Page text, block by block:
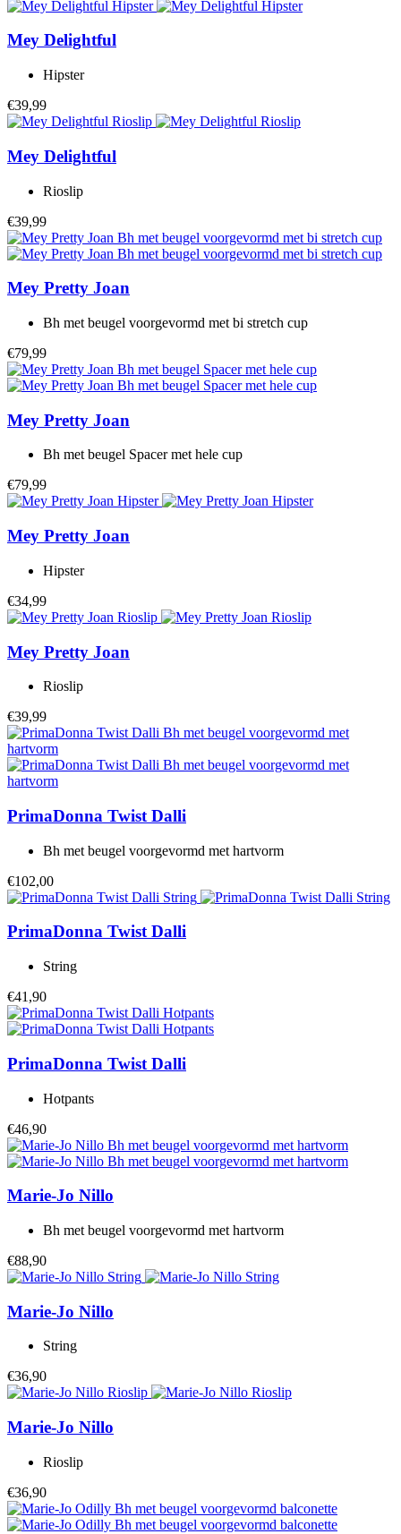
Mey Delightful
Hipster
€39,99
Mey Delightful
Rioslip
€39,99
Mey Pretty Joan
Bh met beugel voorgevormd met bi stretch cup
€79,99
Mey Pretty Joan
Bh met beugel Spacer met hele cup
€79,99
Mey Pretty Joan
Hipster
€34,99
Mey Pretty Joan
Rioslip
€39,99
PrimaDonna Twist Dalli
Bh met beugel voorgevormd met hartvorm
€102,00
PrimaDonna TwistDalli
String
€41,90
PrimaDonna Twist Dalli
Hotpants
€46,90
Marie-Jo Nillo
Bh met beugel voorgevormd met hartvorm
€88,90
Marie-Jo Nillo
String
€36,90
Marie-Jo Nillo
Rioslip
€36,90